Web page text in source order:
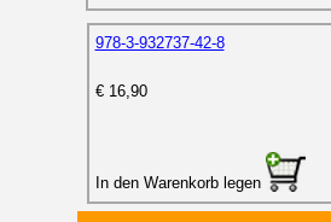
978-3-932737-42-8
€ 16,90
In den Warenkorb legen